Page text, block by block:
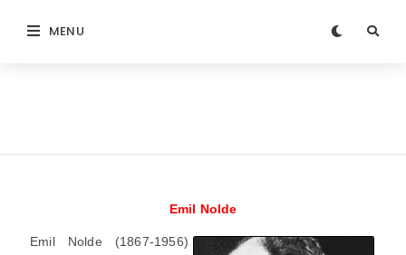
MENU
Emil Nolde
Emil Nolde (1867-1956)